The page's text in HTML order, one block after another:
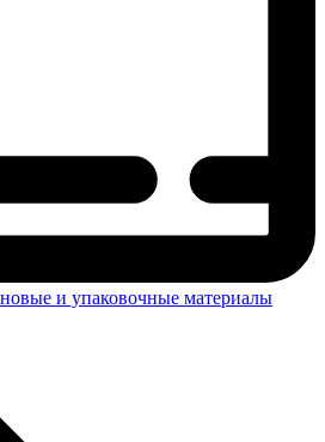
и упаковочные материалы